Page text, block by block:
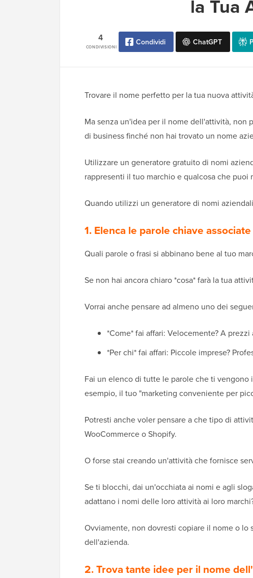
la Tua
CONDIVISIONI
4 Condividi ChatGPT
Trovare il nome perfetto per la tua nuova
Ma senza un'idea per il nome dell'attività, non
di business finché non hai trovato un nome
Utilizzare un generatore gratuito di nomi
rappresenti il tuo marchio e qualcosa che
Quando utilizzi un generatore di nomi
1. Elenca le parole chiave
Quali parole o frasi si abbinano bene al tuo
Se non hai ancora chiaro *cosa* farà la tua
Vorrai anche pensare ad almeno uno dei
*Come* fai affari: Velocemente? A
*Per chi* fai affari: Piccole imprese?
Fai un elenco di tutte le parole che ti vengono
esempio, il tuo "marketing conveniente per
Potresti anche voler pensare a che tipo di
WooCommerce o Shopify.
O forse stai creando un'attività che fornisce
Se ti blocchi, dai un'occhiata ai nomi e agli
adattano i nomi delle loro attività ai loro
Ovviamente, non dovresti copiare il nome o
dell'azienda.
2. Trova tante idee per il nome